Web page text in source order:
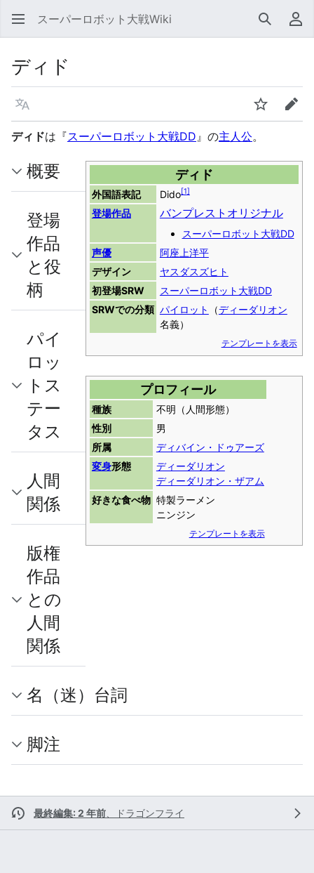
スーパーロボット大戦Wiki 検索 利
ディド
言語 ウォッチ編集
ディドは『スーパーロボット大戦DD』の主人公。
ディド
外国語表記 Dido[1
登場作品 バンプレストオリジナル
スーパーロボット大戦DD
声優
阿座上洋平
デザイン
ヤスダスズヒト
初登場SRW
スーパーロボット大戦DD
SRWでの分類 パイロット （ディーダリオン
名義）
テンプレートを表示
プロフィール
種族
不明（人間形態）
性別
男
所属
ディバイン・ドゥアーズ
変身形態
ディーダリオン
ディーダリオン・ザアム
好きな食べ物 特製ラーメン
ニンジン
テンプレートを表示
概要
登場
作品
と役
柄
パイ
ロッ
トス
テー
タス
人間
関係
版権
作品
との
人間
関係
名（迷）台詞
脚注
最終編集: 2 年前 ドラゴンフライ